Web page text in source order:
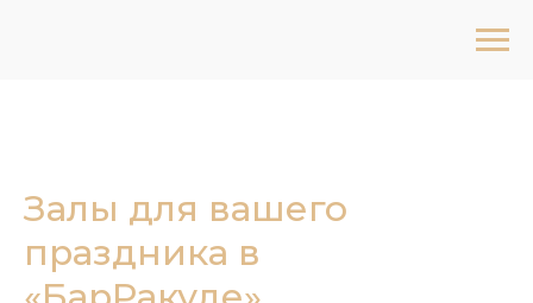
Залы для вашего
праздника в